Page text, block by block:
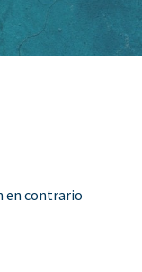
en contrario